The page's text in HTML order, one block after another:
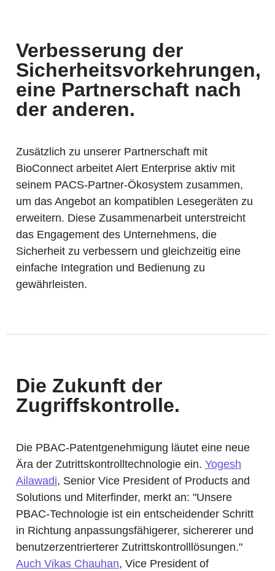
Verbesserung der
Sicherheitsvorkehrungen,
eine Partnerschaft nach
der anderen.
Zusätzlich zu unserer Partnerschaft mit
BioConnect arbeitet Alert Enterprise aktiv mit
seinem PACS-Partner-Ökosystem zusammen,
um das Angebot an kompatiblen Lesegeräten zu
erweitern. Diese Zusammenarbeit unterstreicht
das Engagement des Unternehmens, die
Sicherheit zu verbessern und gleichzeitig eine
einfache Integration und Bedienung zu
gewährleisten.
Die Zukunft der
Zugriffskontrolle.
Die PBAC-Patentgenehmigung läutet eine neue
Ära der Zutrittskontrolltechnologie ein. Yogesh
Ailawadi, Senior Vice President of Products and
Solutions und Miterfinder, merkt an: "Unsere
PBAC-Technologie ist ein entscheidender Schritt
in Richtung anpassungsfähigerer, sichererer und
benutzerzentrierterer Zutrittskontrolllösungen."
Auch Vikas Chauhan, Vice President of